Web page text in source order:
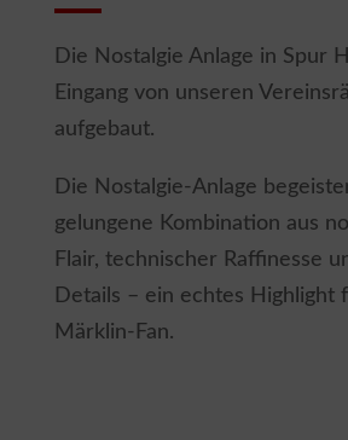
Die Nostalgie Anlage in Spur
Eingang von unseren
aufgebaut.
Die Nostalgie-Anlage
gelungene Kombination aus
Flair, technischer Raffinesse
Details – ein echtes Highlight
Märklin-Fan.